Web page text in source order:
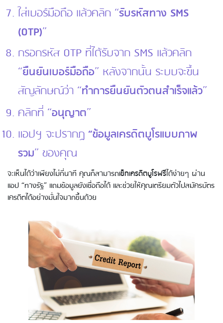
ใส่เบอร์มือถือ แล้วคลิก “รับรหัสทาง SMS
(OTP)”
กรอกรหัส OTP ที่ได้รับจาก SMS แล้วคลิก
“ยืนยันเบอร์มือถือ” หลังจากนั้น ระบบจะขึ้น
สัญลักษณ์ว่า “ทำการยืนยันตัวตนสำเร็จแล้ว”
คลิกที่ “อนุญาต”
แอปฯ จะปรากฏ “ข้อมูลเครดิตบูโรแบบภาพ
รวม” ของคุณ
จะเห็นได้ว่าเพียงไม่กี่นาที คุณก็สามารถเช็กเครดิตบูโรฟรีได้ง่ายๆ ผ่าน
แอป “ทางรัฐ” แถมข้อมูลยังเชื่อถือได้ และช่วยให้คุณเตรียมตัวไปสมัครบัตร
เครดิตได้อย่างมั่นใจมากขึ้นด้วย